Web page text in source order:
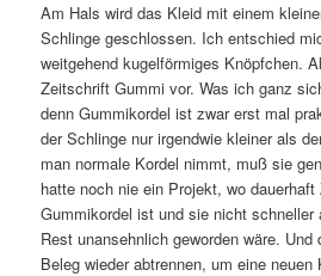
Am Hals wird das Kleid mit einem
Schlinge geschlossen. Ich entschied
weitgehend kugelförmiges Knöpfchen.
Zeitschrift Gummi vor. Was ich ganz
denn Gummikordel ist zwar erst mal
der Schlinge nur irgendwie kleiner als
man normale Kordel nimmt, muß sie
hatte noch nie ein Projekt, wo dauerhaft
Gummikordel ist und sie nicht
Rest unansehnlich geworden wäre.
Beleg wieder abtrennen, um eine